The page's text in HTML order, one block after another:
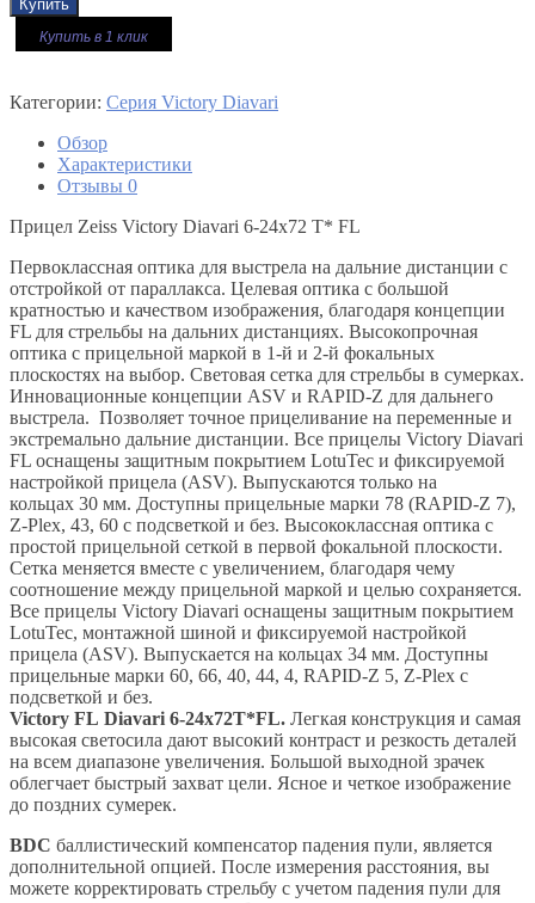
Купить в 1 клик
Категории: Серия Victory Diavari
Обзор
Характеристики
Отзывы 0
Прицел Zeiss Victory Diavari 6-24x72 T* FL
Первоклассная оптика для выстрела на дальние дистанции с
отстройкой от параллакса. Целевая оптика с большой
кратностью и качеством изображения, благодаря концепции
FL для стрельбы на дальних дистанциях. Высокопрочная
оптика с прицельной маркой в 1-й и 2-й фокальных
плоскостях на выбор. Световая сетка для стрельбы в сумерках.
Инновационные концепции ASV и RAPID-Z для дальнего
выстрела. Позволяет точное прицеливание на переменные и
экстремально дальние дистанции. Все прицелы Victory Diavari
FL оснащены защитным покрытием LotuTec и фиксируемой
настройкой прицела (ASV). Выпускаются только на
кольцах 30 мм. Доступны прицельные марки 78 (RAPID-Z 7),
Z-Plex, 43, 60 с подсветкой и без. Высококлассная оптика с
простой прицельной сеткой в первой фокальной плоскости.
Сетка меняется вместе с увеличением, благодаря чему
соотношение между прицельной маркой и целью сохраняется.
Все прицелы Victory Diavari оснащены защитным покрытием
LotuTec, монтажной шиной и фиксируемой настройкой
прицела (ASV). Выпускается на кольцах 34 мм. Доступны
прицельные марки 60, 66, 40, 44, 4, RAPID-Z 5, Z-Plex с
подсветкой и без.
Victory FL Diavari 6-24х72Т*FL. Легкая конструкция и самая
высокая светосила дают высокий контраст и резкость деталей
на всем диапазоне увеличения. Большой выходной зрачек
облегчает быстрый захват цели. Ясное и четкое изображение
до поздних сумерек.
BDC баллистический компенсатор падения пули, является
дополнительной опцией. После измерения расстояния, вы
можете корректировать стрельбу с учетом падения пули для